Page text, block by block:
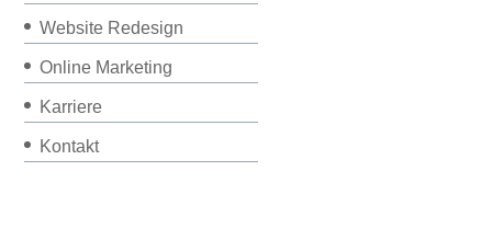
Website Redesign
Online Marketing
Karriere
Kontakt